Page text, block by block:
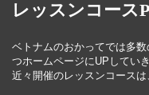
レッスンコース
ベトナムのおかってでは多
つホームページにUPしていき
近々開催のレッスンコース